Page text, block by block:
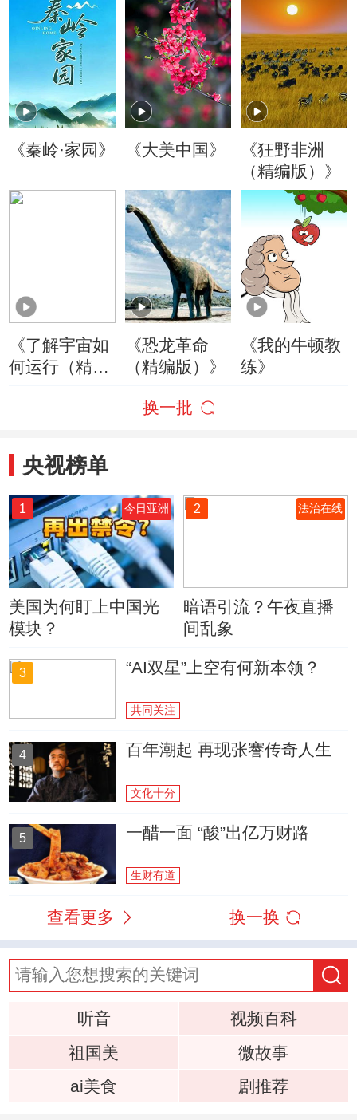
《秦岭·家园》 《大美中国》
《狂野非洲
（精编版）》
《了解宇宙如
何运行（精编
《恐龙革命
（精编版）》
《我的牛顿教
练》
换一批
央视榜单
1 今日亚洲
美国为何盯上中国光
模块？
2 法治在线
暗语引流？午夜直播
间乱象
3 “AI双星”上空有何新本领？
共同关注
4 百年潮起 再现张謇传奇人生
文化十分
5 一醋一面 “酸”出亿万财路
生财有道
查看更多 换一换
听音
视频百科
祖国美
微故事
ai美食
剧推荐